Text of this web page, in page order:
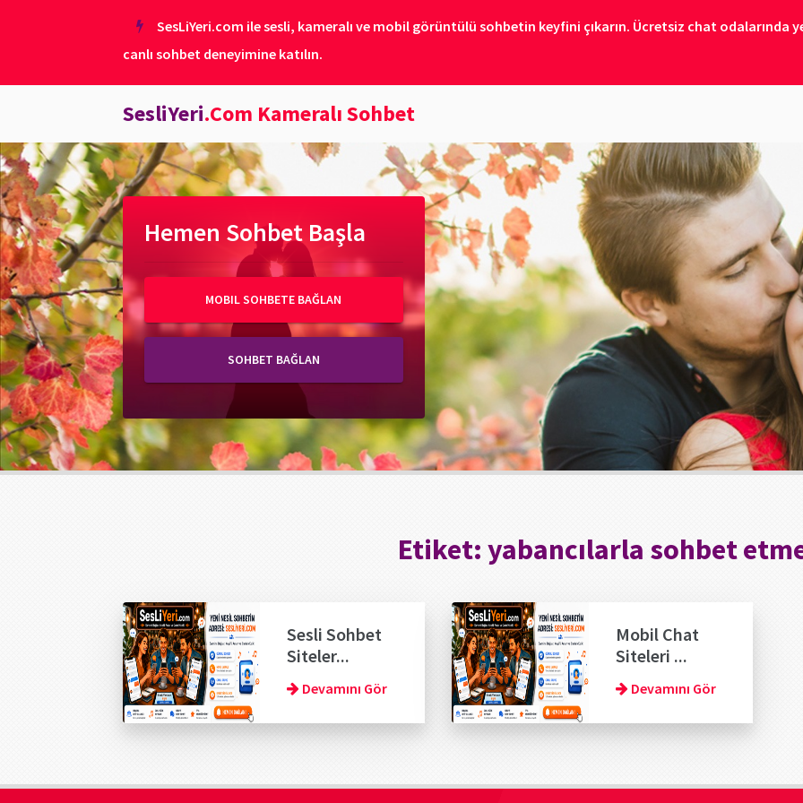
SesLiYeri.com ile sesli, kameralı ve mobil görüntülü sohbetin keyfini çıkarın. Ücretsiz chat odalarında
canlı sohbet deneyimine katılın.
SesliYeri.Com Kameralı Sohbet
Hemen Sohbet Başla
MOBIL SOHBETE BAĞLAN
SOHBET BAĞLAN
Etiket: yabancılarla sohbet
Sesli Sohbet
Siteler...
Devamını Gör
Mobil Chat
Siteleri ...
Devamını Gör